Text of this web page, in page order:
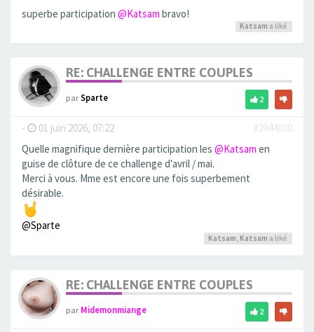
superbe participation @Katsam bravo!
Katsam a liké
RE: CHALLENGE ENTRE COUPLES
parSparte 2
- 01 juin 2026, 07:22
#2944100
Quelle magnifique dernière participation les @Katsam en
guise de clôture de ce challenge d'avril / mai.
Merci à vous. Mme est encore une fois superbement
désirable.
@Sparte
Katsam Katsam a liké
RE: CHALLENGE ENTRE COUPLES
parMidemonmiange 2